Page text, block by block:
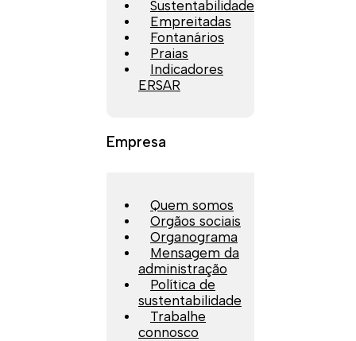
Sustentabilidade
Empreitadas
Fontanários
Praias
Indicadores
ERSAR
Empresa
Quem somos
Orgãos sociais
Organograma
Mensagem da
administração
Política de
sustentabilidade
Trabalhe
connosco